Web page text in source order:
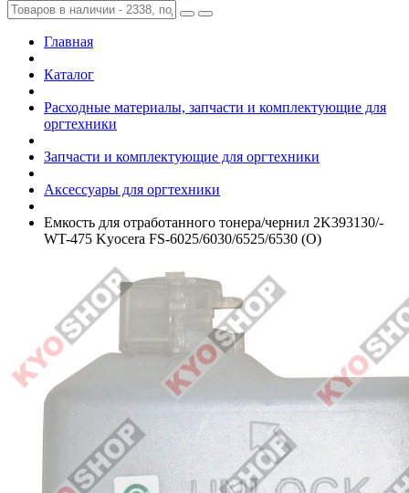
Главная
Каталог
Расходные материалы, запчасти и комплектующие для
оргтехники
Запчасти и комплектующие для оргтехники
Аксессуары для оргтехники
Емкость для отработанного тонера/­чернил 2K393130/­
WT-475 Kyocera FS-6025/­6030/­6525/­6530 (O)